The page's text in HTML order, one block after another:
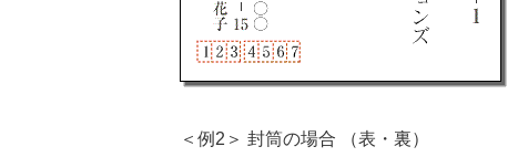
＜例2＞ 封筒の場合 （表・裏）